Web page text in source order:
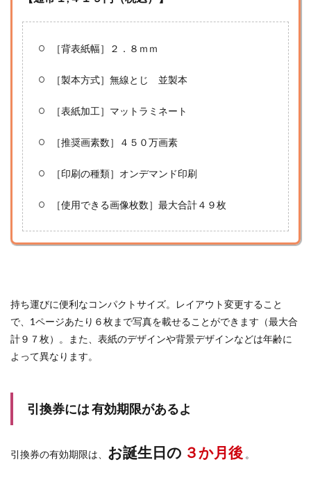
［背表紙幅］２．８ｍｍ
［製本方式］無線とじ 並製本
［表紙加工］マットラミネート
［推奨画素数］４５０万画素
［印刷の種類］オンデマンド印刷
［使用できる画像枚数］最大合計４９枚
持ち運びに便利なコンパクトサイズ。レイアウト変更すること
で、1ページあたり６枚まで写真を載せることができます（最大合
計９７枚）。また、表紙のデザインや背景デザインなどは年齢に
よって異なります。
引換券には 有効期限があるよ
引換券の有効期限は、 お誕生日の ３か月後 。